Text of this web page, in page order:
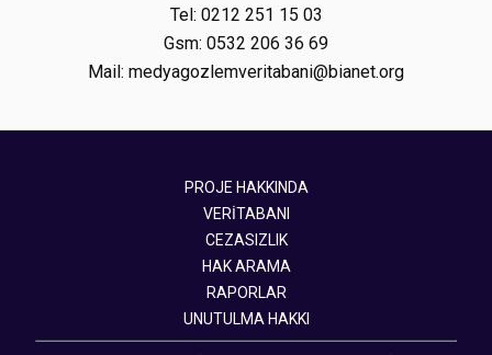
Tel: 0212 251 15 03
Gsm: 0532 206 36 69
Mail: medyagozlemveritabani@bianet.org
PROJE HAKKINDA
VERİTABANI
CEZASIZLIK
HAK ARAMA
RAPORLAR
UNUTULMA HAKKI